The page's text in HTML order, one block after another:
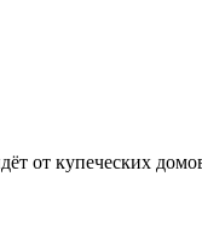
от купеческих